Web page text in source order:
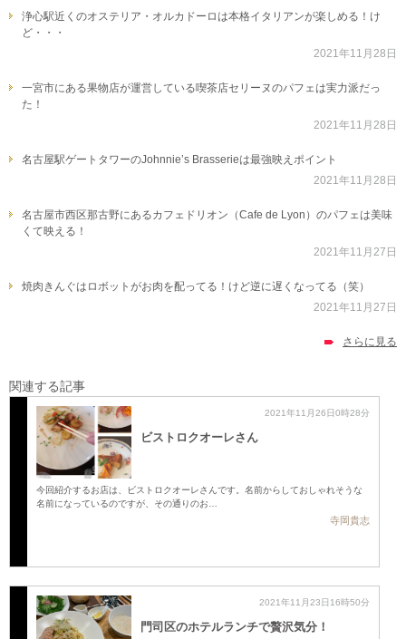
浄心駅近くのオステリア・オルカドーロは本格イタリアンが楽しめる！け
ど・・・
2021年11月28日
一宮市にある果物店が運営している喫茶店セリーヌのパフェは実力派だっ
た！
2021年11月28日
名古屋駅ゲートタワーのJohnnie’s Brasserieは最強映えポイント
2021年11月28日
名古屋市西区那古野にあるカフェドリオン（Cafe de Lyon）のパフェは美味
くて映える！
2021年11月27日
焼肉きんぐはロボットがお肉を配ってる！けど逆に遅くなってる（笑）
2021年11月27日
さらに見る
関連する記事
2021年11月26日0時28分
ビストロクオーレさん
今回紹介するお店は、ビストロクオーレさんです。名前からしておしゃれそうな
名前になっているのですが、その通りのお…
寺岡貴志
2021年11月23日16時50分
門司区のホテルランチで贅沢気分！